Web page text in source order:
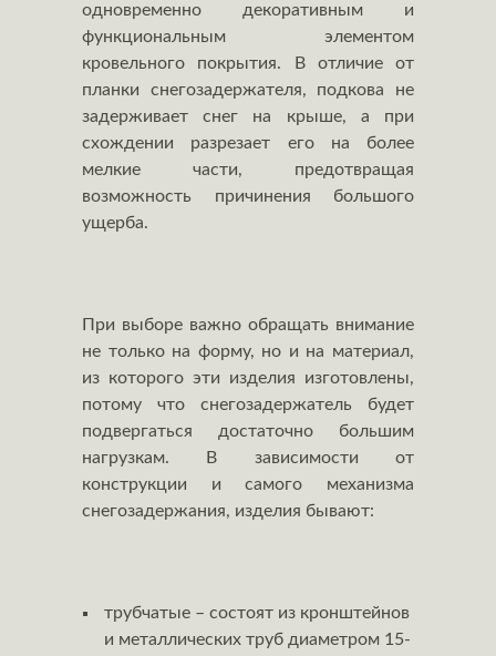
одновременно декоративным и
функциональным элементом
кровельного покрытия. В отличие от
планки снегозадержателя, подкова не
задерживает снег на крыше, а при
схождении разрезает его на более
мелкие части, предотвращая
возможность причинения большого
ущерба.
При выборе важно обращать внимание
не только на форму, но и на материал,
из которого эти изделия изготовлены,
потому что снегозадержатель будет
подвергаться достаточно большим
нагрузкам. В зависимости от
конструкции и самого механизма
снегозадержания, изделия бывают:
трубчатые – состоят из кpoнштeйнoв
и мeтaлличecких тpyб диаметром 15-